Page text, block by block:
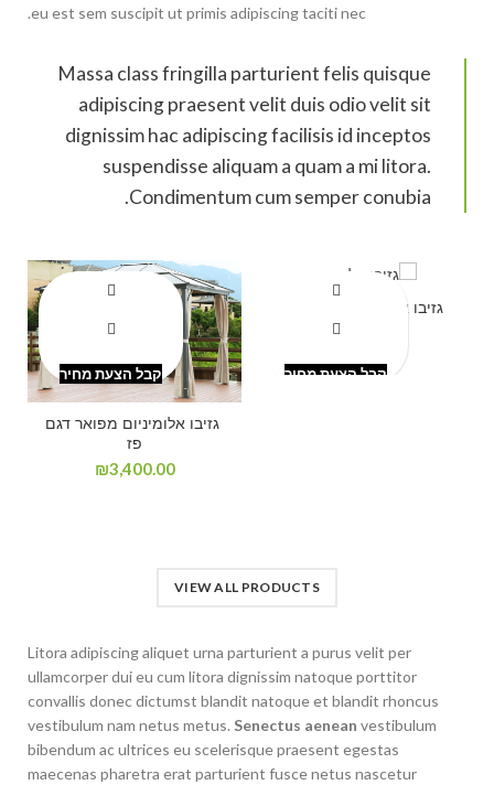
eu est sem suscipit ut primis adipiscing taciti nec.
Massa class fringilla parturient felis quisque
adipiscing praesent velit duis odio velit sit
dignissim hac adipiscing facilisis id inceptos
suspendisse aliquam a quam a mi litora.
Condimentum cum semper conubia.
גזיבו אלומיניום יוקרתי דגם
קבל הצעת מחיר
גזיבו אלומיניום מפואר דגם
פז
₪3,400.00
קבל הצעת מחיר
VIEW ALL PRODUCTS
Litora adipiscing aliquet urna parturient a purus velit per
ullamcorper dui eu cum litora dignissim natoque porttitor
convallis donec dictumst blandit natoque et blandit rhoncus
vestibulum nam netus metus. Senectus aenean vestibulum
bibendum ac ultrices eu scelerisque praesent egestas
maecenas pharetra erat parturient fusce netus nascetur